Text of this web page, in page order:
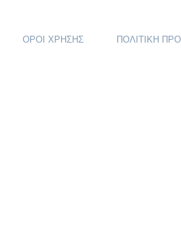
ΟΡΟΙ ΧΡΗΣΗΣ ΠΟΛΙΤΙΚΗ